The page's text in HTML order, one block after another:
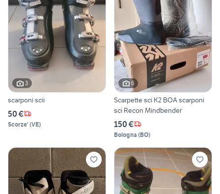
3
scarponi scii
50 €
Scorze' (VE)
6
Scarpette sci K2 BOA scarponi
sci Recon Mindbender
150 €
Bologna (BO)